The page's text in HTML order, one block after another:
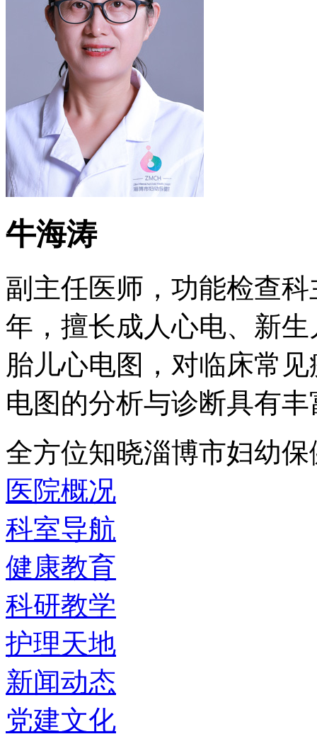
牛海涛
副主任医师，功能检查
年，擅长成人心电、新
胎儿心电图，对临床常
电图的分析与诊断具有
全方位知晓淄博市妇幼
医院概况
科室导航
健康教育
科研教学
护理天地
新闻动态
党建文化